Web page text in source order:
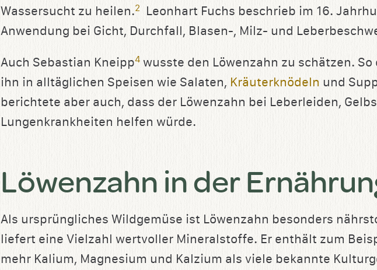
Wassersucht zu heilen.2
Leonhart Fuchs beschrieb im 16.
Anwendung bei Gicht, Durchfall, Blasen-, Milz- und
Auch Sebastian Kneipp4 wusste den Löwenzahn zu schätzen.
ihn in alltäglichen Speisen wie Salaten, Kräuterknödeln und
berichtete aber auch, dass der Löwenzahn bei Leberleiden,
Lungenkrankheiten helfen würde.
Löwenzahn in der
Als ursprüngliches Wildgemüse ist Löwenzahn besonders
liefert eine Vielzahl wertvoller Mineralstoffe. Er enthält zum
mehr Kalium, Magnesium und Kalzium als viele bekannte